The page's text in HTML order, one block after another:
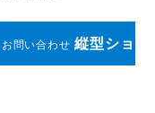
お問い合わせ 縦型ショ